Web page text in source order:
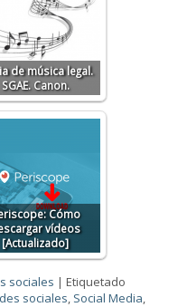
de música legal.
SGAE. Canon.
Cómo
vídeos
[Actualizado]
sociales |Etiquetado
sociales, Social Media,